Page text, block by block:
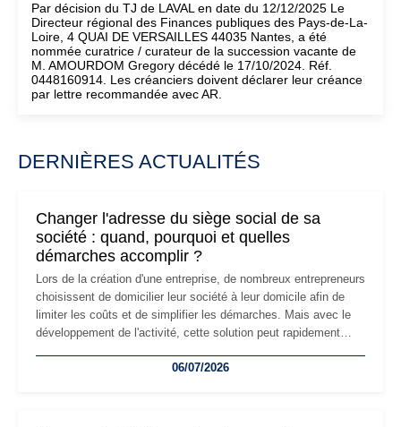
Par décision du TJ de LAVAL en date du 12/12/2025 Le
Directeur régional des Finances publiques des Pays-de-La-
Loire, 4 QUAI DE VERSAILLES 44035 Nantes, a été
nommée curatrice / curateur de la succession vacante de
M. AMOURDOM Gregory décédé le 17/10/2024. Réf.
0448160914. Les créanciers doivent déclarer leur créance
par lettre recommandée avec AR.
DERNIÈRES ACTUALITÉS
Changer l'adresse du siège social de sa
société : quand, pourquoi et quelles
démarches accomplir ?
Lors de la création d'une entreprise, de nombreux entrepreneurs
choisissent de domicilier leur société à leur domicile afin de
limiter les coûts et de simplifier les démarches. Mais avec le
développement de l'activité, cette solution peut rapidement
professionnels, recrutement, image de marque… Le
06/07/2026